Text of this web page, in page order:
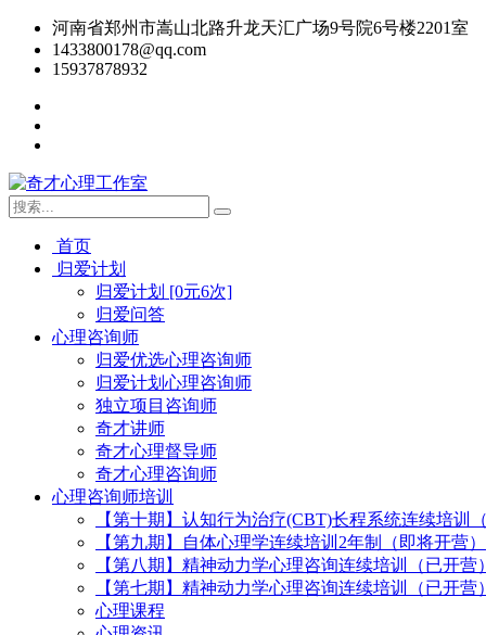
河南省郑州市嵩山北路升龙天汇广场9号院6号楼2201室
1433800178@qq.com
15937878932
首页
归爱计划
归爱计划 [0元6次]
归爱问答
心理咨询师
归爱优选心理咨询师
归爱计划心理咨询师
独立项目咨询师
奇才讲师
奇才心理督导师
奇才心理咨询师
心理咨询师培训
【第十期】认知行为治疗(CBT)长程系统连续培训
【第九期】自体心理学连续培训2年制（即将开营）
【第八期】精神动力学心理咨询连续培训（已开营）
【第七期】精神动力学心理咨询连续培训（已开营）
心理课程